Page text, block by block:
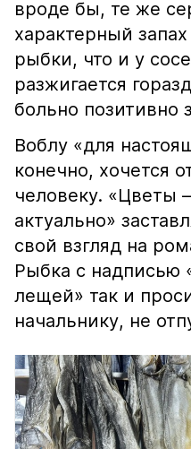
вроде бы, те же
характерный
рыбки, что и у
разжигается
больно позитивно
Воблу «для
конечно, хочется
человеку. «Цветы
актуально»
свой взгляд на
Рыбка с надписью
лещей» так и
начальнику, не